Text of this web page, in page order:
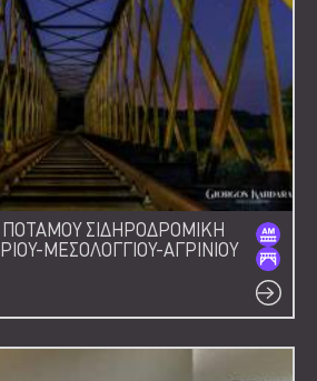
ΠΟΤΑΜΟΥ ΣΙΔΗΡΟΔΡΟΜΙΚΗ
ΜΕΣΟΛΟΓΓΙΟΥ-ΑΓΡΙΝΙΟΥ